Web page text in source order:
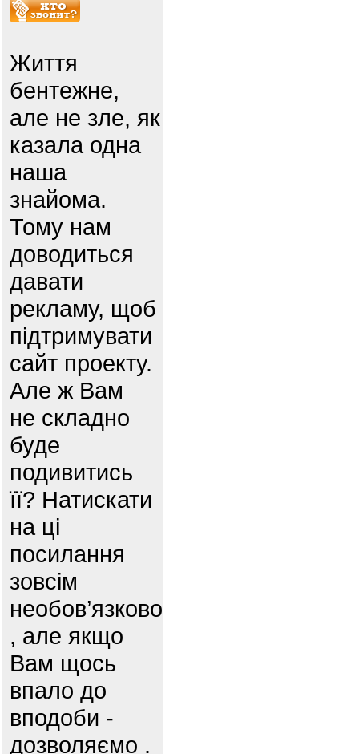
Життя
бентежне,
але не зле, як
казала одна
наша
знайома.
Тому нам
доводиться
давати
рекламу, щоб
підтримувати
сайт проекту.
Але ж Вам
не складно
буде
подивитись
її? Натискати
на ці
посилання
зовсім
необов’язково
, але якщо
Вам щось
впало до
вподоби -
дозволяємо .